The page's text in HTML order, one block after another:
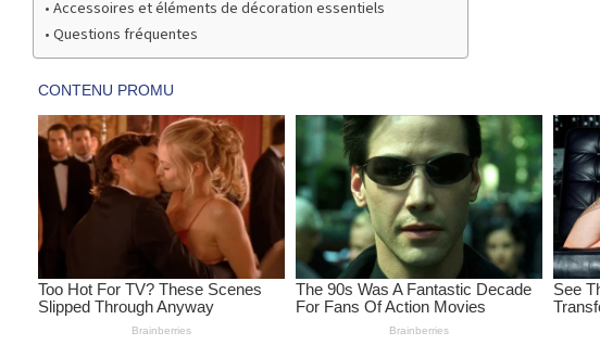
Accessoires et éléments de décoration essentiels
Questions fréquentes